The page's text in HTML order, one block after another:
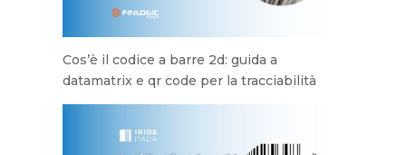
Cos’è il codice a barre 2d: guida a
datamatrix e qr code per la tracciabilità